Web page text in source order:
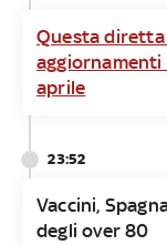
Questa
aggiornamenti
aprile
23:52
Vaccini,
degli over 80